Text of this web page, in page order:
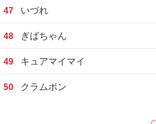
47 いづれ
48 ぎばちゃん
49 キュアマイマイ
50 クラムボン